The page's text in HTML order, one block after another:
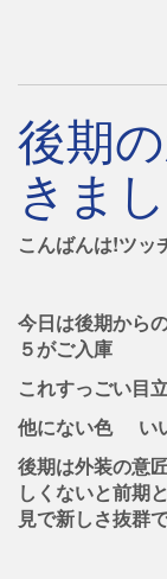
後期
きま
こんばんは!ツッ
今日は後期から
５がご入庫
これすっごい目
他にない色
い
後期は外装の意
しくないと前期
見で新しさ抜群